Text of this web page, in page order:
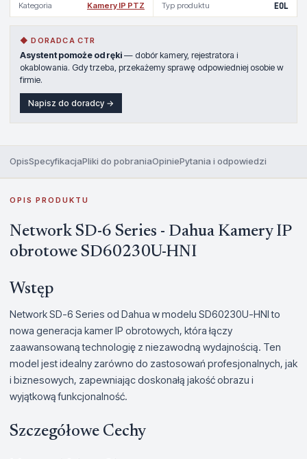
Kategoria Kamery IP PTZ Typ produktu EOL
◆ DORADCA CTR
Asystent pomoże od ręki — dobór kamery, rejestratora i
okablowania. Gdy trzeba, przekażemy sprawę odpowiedniej osobie w
firmie.
Napisz do doradcy →
OpisSpecyfikacjaPliki do pobraniaOpiniePytania i odpowiedzi
OPIS PRODUKTU
Network SD-6 Series - Dahua Kamery IP
obrotowe SD60230U-HNI
Wstęp
Network SD-6 Series od Dahua w modelu SD60230U-HNI to
nowa generacja kamer IP obrotowych, która łączy
zaawansowaną technologię z niezawodną wydajnością. Ten
model jest idealny zarówno do zastosowań profesjonalnych, jak
i biznesowych, zapewniając doskonałą jakość obrazu i
wyjątkową funkcjonalność.
Szczegółowe Cechy